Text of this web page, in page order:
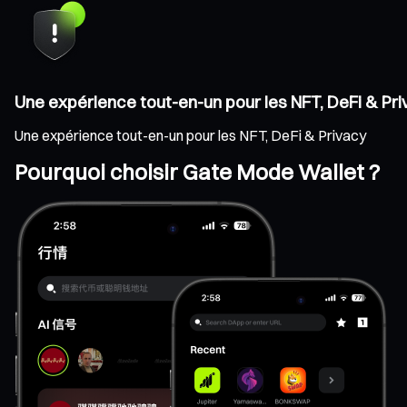
Une expérience tout-en-un pour les NFT, DeFi &
Une expérience tout-en-un pour les NFT, DeFi & Privacy
Pourquoi choisir Gate Mode Wallet ?